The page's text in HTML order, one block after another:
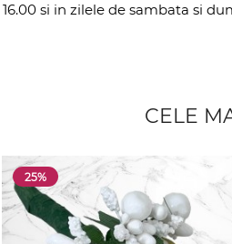
si in zilele de sambata si
CELE
25%